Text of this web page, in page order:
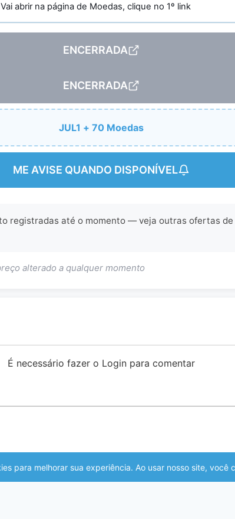
abrir na página de Moedas, clique no 1º link
ENCERRADA
ENCERRADA
JUL1 + 70 Moedas
ME AVISE QUANDO DISPONÍVEL
registradas até o momento — veja outras ofertas de
alterado a qualquer momento
É necessário fazer o Login para comentar